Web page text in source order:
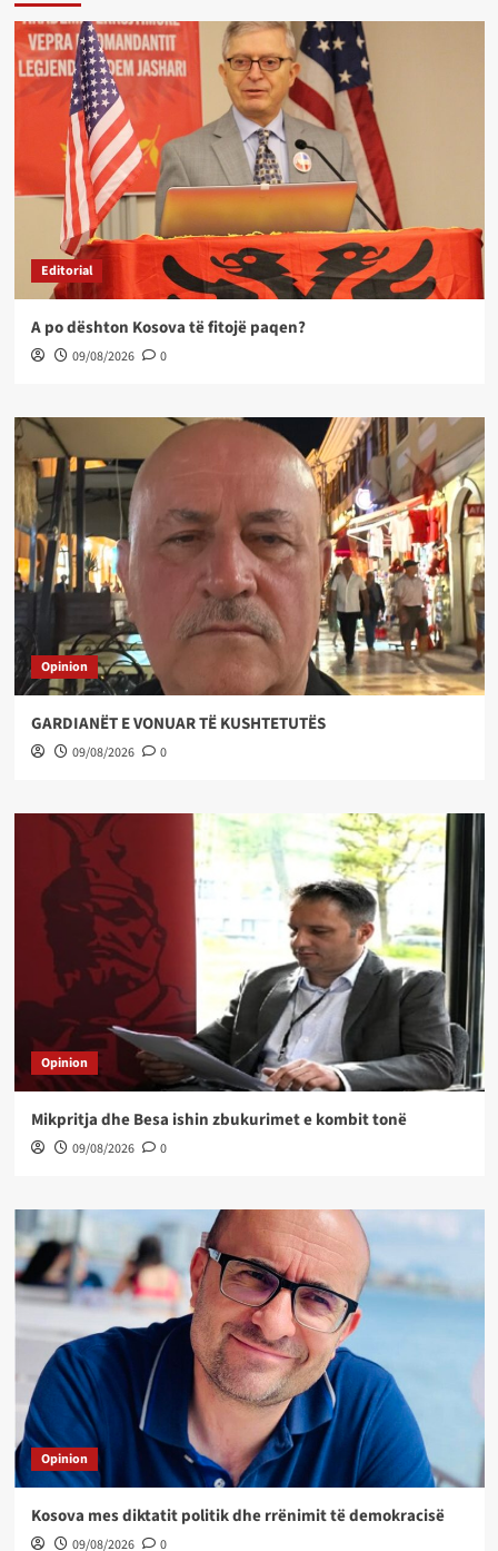
Editorial
A po dështon Kosova të fitojë paqen?
09/08/2026 0
Opinion
GARDIANËT E VONUAR TË KUSHTETUTËS
09/08/2026 0
Opinion
Mikpritja dhe Besa ishin zbukurimet e kombit tonë
09/08/2026 0
Opinion
Kosova mes diktatit politik dhe rrënimit të demokracisë
09/08/2026 0